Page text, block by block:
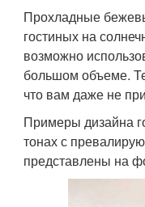
Прохладные
гостиных на
возможно
большом объеме.
что вам даже не
Примеры дизайна
тонах с
представлены на